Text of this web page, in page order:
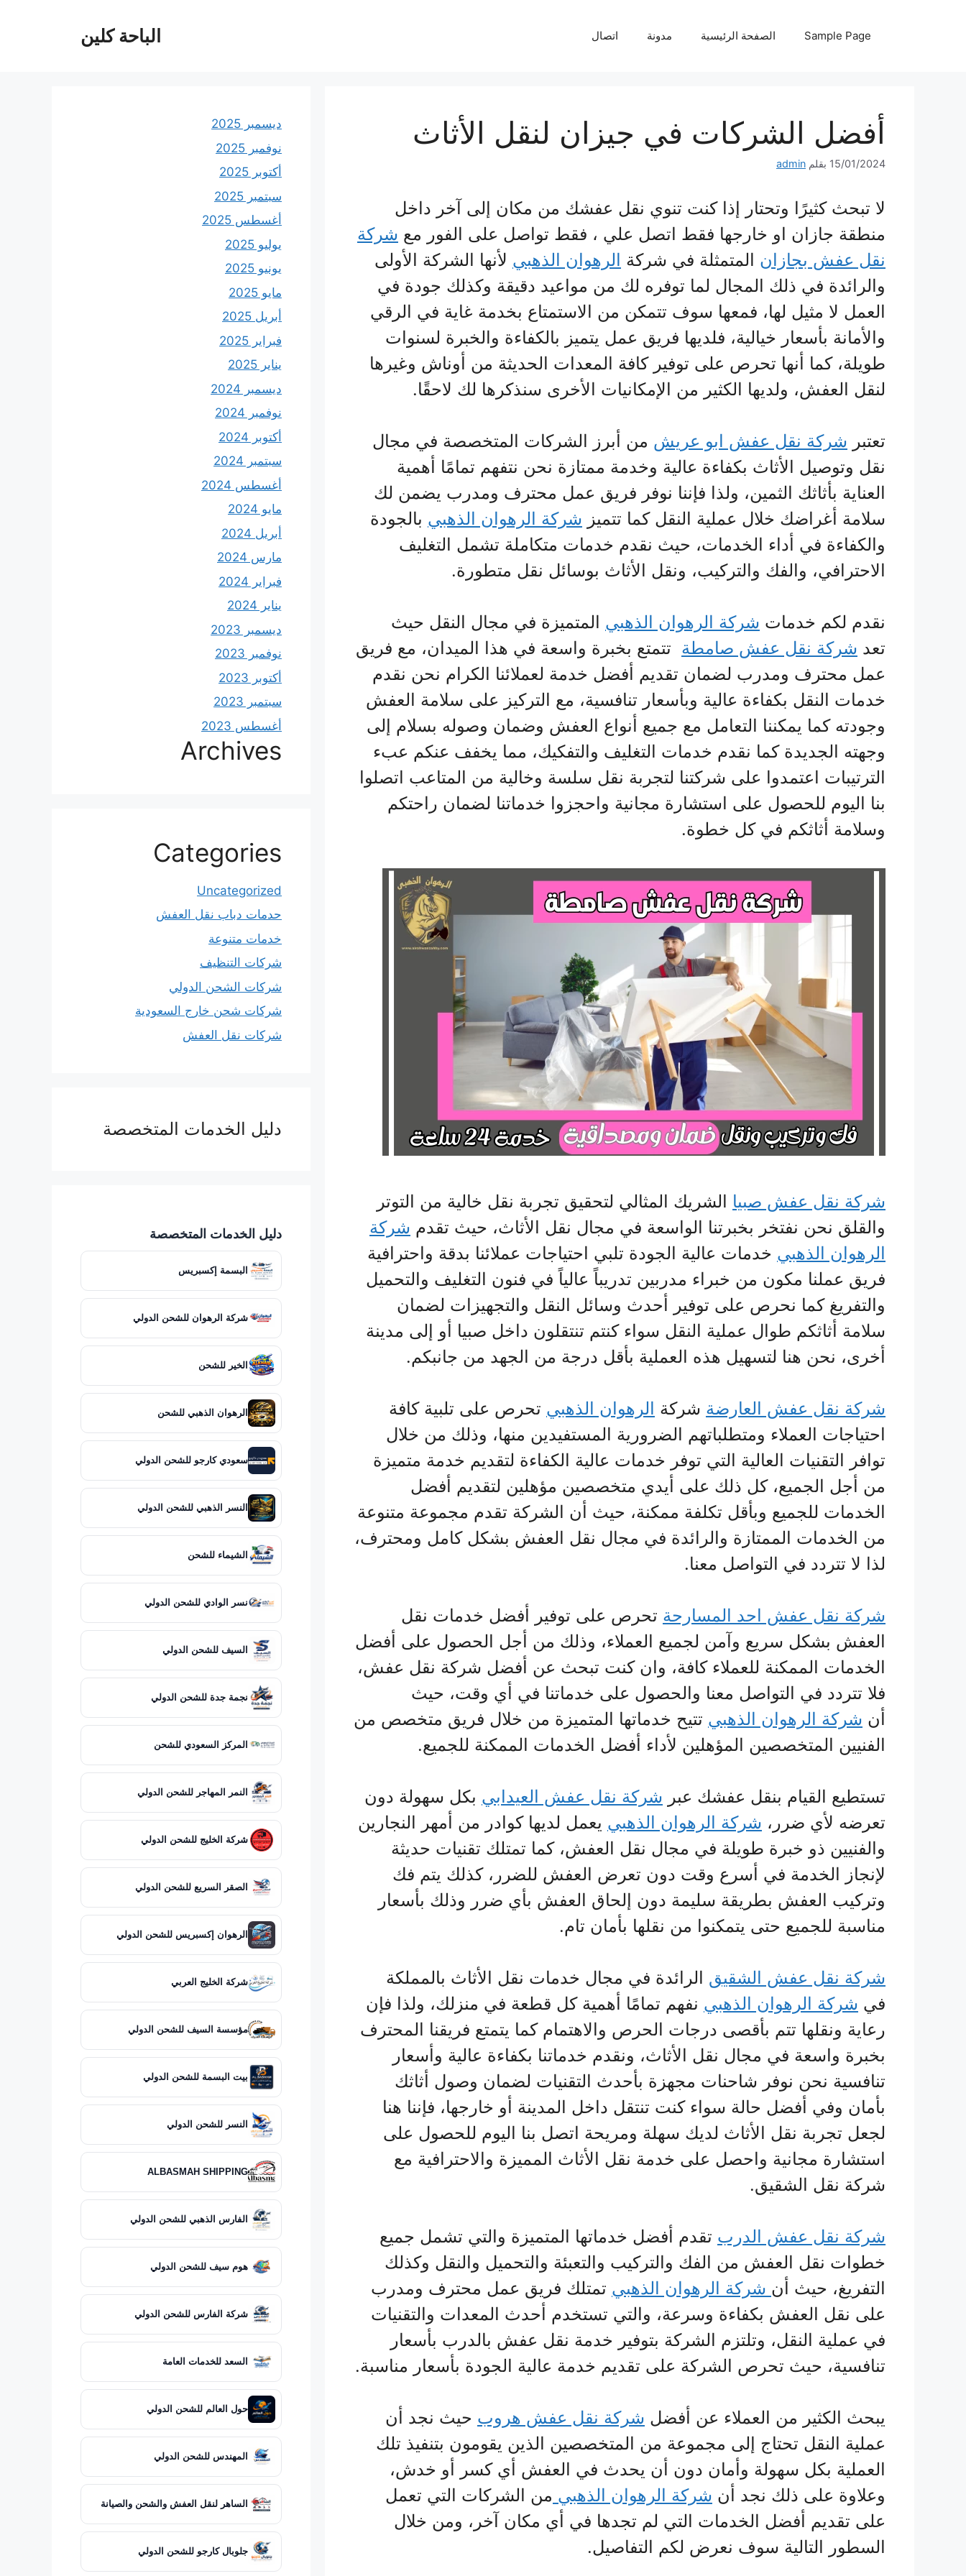
الباحة كلين Sample Page الصفحة الرئيسية مدونة اتصال
أفضل الشركات في جيزان لنقل الأثاث
15/01/2024 بقلم admin
لا تبحث كثيرًا وتحتار إذا كنت تنوي نقل عفشك من مكان إلى آخر داخل
منطقة جازان او خارجها فقط اتصل علي ، فقط تواصل على الفور مع شركة
نقل عفش بجازان المتمثلة في شركة الرهوان الذهبي لأنها الشركة الأولى
والرائدة في ذلك المجال لما توفره لك من مواعيد دقيقة وكذلك جودة في
العمل لا مثيل لها، فمعها سوف تتمكن من الاستمتاع بخدمة غاية في الرقي
والأمانة بأسعار خيالية، فلديها فريق عمل يتميز بالكفاءة والخبرة لسنوات
طويلة، كما أنها تحرص على توفير كافة المعدات الحديثة من أوناش وغيرها
لنقل العفش، ولديها الكثير من الإمكانيات الأخرى سنذكرها لك لاحقًا.
تعتبر شركة نقل عفش ابو عريش من أبرز الشركات المتخصصة في مجال
نقل وتوصيل الأثاث بكفاءة عالية وخدمة ممتازة نحن نتفهم تمامًا أهمية
العناية بأثاثك الثمين، ولذا فإننا نوفر فريق عمل محترف ومدرب يضمن لك
سلامة أغراضك خلال عملية النقل كما تتميز شركة الرهوان الذهبي بالجودة
والكفاءة في أداء الخدمات، حيث نقدم خدمات متكاملة تشمل التغليف
الاحترافي، والفك والتركيب، ونقل الأثاث بوسائل نقل متطورة.
نقدم لكم خدمات شركة الرهوان الذهبي المتميزة في مجال النقل حيث
تعد شركة نقل عفش صامطة تتمتع بخبرة واسعة في هذا الميدان، مع فريق
عمل محترف ومدرب لضمان تقديم أفضل خدمة لعملائنا الكرام نحن نقدم
خدمات النقل بكفاءة عالية وبأسعار تنافسية، مع التركيز على سلامة العفش
وجودته كما يمكننا التعامل مع جميع أنواع العفش وضمان وصوله بسلام إلى
وجهته الجديدة كما نقدم خدمات التغليف والتفكيك، مما يخفف عنكم عبء
الترتيبات اعتمدوا على شركتنا لتجربة نقل سلسة وخالية من المتاعب اتصلوا
بنا اليوم للحصول على استشارة مجانية واحجزوا خدماتنا لضمان راحتكم
وسلامة أثاثكم في كل خطوة.
شركة نقل عفش صبيا الشريك المثالي لتحقيق تجربة نقل خالية من التوتر
والقلق نحن نفتخر بخبرتنا الواسعة في مجال نقل الأثاث، حيث تقدم شركة
الرهوان الذهبي خدمات عالية الجودة تلبي احتياجات عملائنا بدقة واحترافية
فريق عملنا مكون من خبراء مدربين تدريباً عالياً في فنون التغليف والتحميل
والتفريغ كما نحرص على توفير أحدث وسائل النقل والتجهيزات لضمان
سلامة أثاثكم طوال عملية النقل سواء كنتم تنتقلون داخل صبيا أو إلى مدينة
أخرى، نحن هنا لتسهيل هذه العملية بأقل درجة من الجهد من جانبكم.
شركة نقل عفش العارضة شركة الرهوان الذهبي تحرص على تلبية كافة
احتياجات العملاء ومتطلباتهم الضرورية المستفيدين منها، وذلك من خلال
توافر التقنيات العالية التي توفر خدمات عالية الكفاءة لتقديم خدمة متميزة
من أجل الجميع، كل ذلك على أيدي متخصصين مؤهلين لتقديم أفضل
الخدمات للجميع وبأقل تكلفة ممكنة، حيث أن الشركة تقدم مجموعة متنوعة
من الخدمات الممتازة والرائدة في مجال نقل العفش بشكل كامل ومحترف،
لذا لا تتردد في التواصل معنا.
شركة نقل عفش احد المسارحة تحرص على توفير أفضل خدمات نقل
العفش بشكل سريع وآمن لجميع العملاء، وذلك من أجل الحصول على أفضل
الخدمات الممكنة للعملاء كافة، وان كنت تبحث عن أفضل شركة نقل عفش،
فلا تتردد في التواصل معنا والحصول على خدماتنا في أي وقت، حيث
أن شركة الرهوان الذهبي تتيح خدماتها المتميزة من خلال فريق متخصص من
الفنيين المتخصصين المؤهلين لأداء أفضل الخدمات الممكنة للجميع.
تستطيع القيام بنقل عفشك عبر شركة نقل عفش العيدابي بكل سهولة دون
تعرضه لأي ضرر، شركة الرهوان الذهبي يعمل لديها كوادر من أمهر النجارين
والفنيين ذو خبرة طويلة في مجال نقل العفش، كما تمتلك تقنيات حديثة
لإنجاز الخدمة في أسرع وقت دون تعرض العفش للضرر، كذلك يتم فك
وتركيب العفش بطريقة سليمة دون إلحاق العفش بأي ضرر وذلك بأسعار
مناسبة للجميع حتى يتمكنوا من نقلها بأمان تام.
شركة نقل عفش الشقيق الرائدة في مجال خدمات نقل الأثاث بالمملكة
في شركة الرهوان الذهبي نفهم تمامًا أهمية كل قطعة في منزلك، ولذا فإن
رعاية ونقلها تتم بأقصى درجات الحرص والاهتمام كما يتمتع فريقنا المحترف
بخبرة واسعة في مجال نقل الأثاث، ونقدم خدماتنا بكفاءة عالية وأسعار
تنافسية نحن نوفر شاحنات مجهزة بأحدث التقنيات لضمان وصول أثاثك
بأمان وفي أفضل حالة سواء كنت تنتقل داخل المدينة أو خارجها، فإننا هنا
لجعل تجربة نقل الأثاث لديك سهلة ومريحة اتصل بنا اليوم للحصول على
استشارة مجانية واحصل على خدمة نقل الأثاث المميزة والاحترافية مع
شركة نقل الشقيق.
شركة نقل عفش الدرب تقدم أفضل خدماتها المتميزة والتي تشمل جميع
خطوات نقل العفش من الفك والتركيب والتعبئة والتحميل والنقل وكذلك
التفريغ، حيث أن شركة الرهوان الذهبي تمتلك فريق عمل محترف ومدرب
على نقل العفش بكفاءة وسرعة، والتي تستخدم أحدث المعدات والتقنيات
في عملية النقل، وتلتزم الشركة بتوفير خدمة نقل عفش بالدرب بأسعار
تنافسية، حيث تحرص الشركة على تقديم خدمة عالية الجودة بأسعار مناسبة.
يبحث الكثير من العملاء عن أفضل شركة نقل عفش هروب حيث نجد أن
عملية النقل تحتاج إلى مجموعة من المتخصصين الذين يقومون بتنفيذ تلك
العملية بكل سهولة وأمان دون أن يحدث في العفش أي كسر أو خدش،
وعلاوة على ذلك نجد أن شركة الرهوان الذهبي من الشركات التي تعمل
على تقديم أفضل الخدمات التي لم تجدها في أي مكان آخر، ومن خلال
السطور التالية سوف نعرض لكم التفاصيل.
ديسمبر 2025
نوفمبر 2025
أكتوبر 2025
سبتمبر 2025
أغسطس 2025
يوليو 2025
يونيو 2025
مايو 2025
أبريل 2025
فبراير 2025
يناير 2025
ديسمبر 2024
نوفمبر 2024
أكتوبر 2024
سبتمبر 2024
أغسطس 2024
مايو 2024
أبريل 2024
مارس 2024
فبراير 2024
يناير 2024
ديسمبر 2023
نوفمبر 2023
أكتوبر 2023
سبتمبر 2023
أغسطس 2023
Archives
Categories
Uncategorized
حدمات دباب نقل العفش
خدمات متنوعة
شركات التنظيف
شركات الشحن الدولي
شركات شحن خارج السعودية
شركات نقل العفش
دليل الخدمات المتخصصة
دليل الخدمات المتخصصة
البسمة إكسبريس
شركة الرهوان للشحن الدولي
الخير للشحن
الرهوان الذهبي للشحن
سعودي كارجو للشحن الدولي
النسر الذهبي للشحن الدولي
الشيماء للشحن
نسر الوادي للشحن الدولي
السيف للشحن الدولي
نجمة جدة للشحن الدولي
المركز السعودي للشحن
النمر المهاجر للشحن الدولي
شركة الخليج للشحن الدولي
الصقر السريع للشحن الدولي
الرهوان إكسبريس للشحن الدولي
شركة الخليج العربي
مؤسسة السيف للشحن الدولي
بيت البسمة للشحن الدولي
النسر للشحن الدولي
ALBASMAH SHIPPING
الفارس الذهبي للشحن الدولي
هوم سيف للشحن الدولي
شركة الفارس للشحن الدولي
السعد للخدمات العامة
حول العالم للشحن الدولي
المهندس للشحن الدولي
الساهر لنقل العفش والشحن والصيانة
جلوبال كارجو للشحن الدولي